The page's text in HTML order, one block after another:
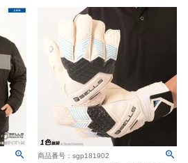
商品番号：sgp181902